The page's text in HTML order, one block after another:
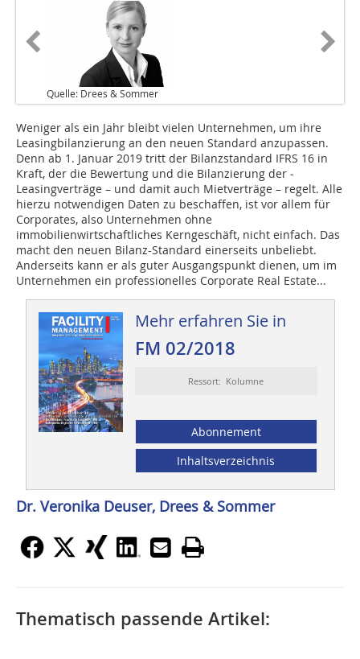
Quelle: Drees & Sommer
Weniger als ein Jahr bleibt vielen Unternehmen, um ihre
Leasingbilanzierung an den neuen Standard anzupassen.
Denn ab 1. Januar 2019 tritt der Bilanzstandard IFRS 16 in
Kraft, der die Bewertung und die Bilanzierung der ­
Leasingverträge – und damit auch Mietverträge – regelt. Alle
hierzu notwendigen Daten zu beschaffen, ist vor allem für
Corporates, also Unternehmen ohne
immobilienwirtschaftliches Kerngeschäft, nicht einfach. Das
macht den neuen Bilanz-Standard einerseits unbeliebt.
Anderseits kann er als guter Ausgangspunkt dienen, um im
Unternehmen ein professionelles Corporate Real Estate...
Mehr erfahren Sie in
FM 02/2018
Ressort: Kolumne
Abonnement
Inhaltsverzeichnis
Dr. Veronika Deuser, Drees & Sommer
Thematisch passende Artikel: